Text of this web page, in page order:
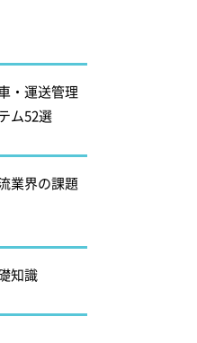
・運送管理
ム52選
業界の課題
知識